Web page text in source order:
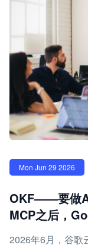
Mon Jun 29 2026
OKF——要做
MCP之后，
2026年6月，谷歌